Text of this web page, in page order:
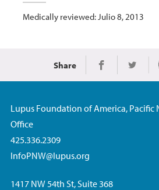
Medically reviewed: Julio 8, 2013
Share Share onShare
Lupus Foundation of America, Pacific
Office
425.336.2309
InfoPNW@lupus.org
1417 NW 54th St, Suite 368